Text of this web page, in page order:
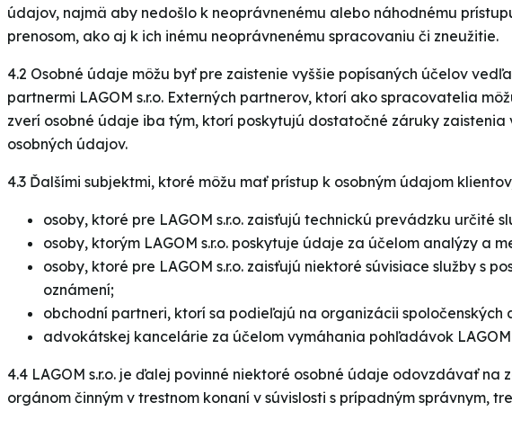
údajov, najmä aby nedošlo k neoprávnenému alebo náhodnému
prenosom, ako aj k ich inému neoprávnenému spracovaniu či zneužitie.
4.2 Osobné údaje môžu byť pre zaistenie vyššie popísaných účelov
partnermi LAGOM s.r.o. Externých partnerov, ktorí ako spracovatelia
zverí osobné údaje iba tým, ktorí poskytujú dostatočné záruky
osobných údajov.
4.3 Ďalšími subjektmi, ktoré môžu mať prístup k osobným údajom
osoby, ktoré pre LAGOM s.r.o. zaisťujú technickú prevádzku určité
osoby, ktorým LAGOM s.r.o. poskytuje údaje za účelom analýzy a
osoby, ktoré pre LAGOM s.r.o. zaisťujú niektoré súvisiace služby s
oznámení;
obchodní partneri, ktorí sa podieľajú na organizácii spoločenských
advokátskej kancelárie za účelom vymáhania pohľadávok LAGOM
4.4 LAGOM s.r.o. je ďalej povinné niektoré osobné údaje odovzdávať
orgánom činným v trestnom konaní v súvislosti s prípadným správnym,